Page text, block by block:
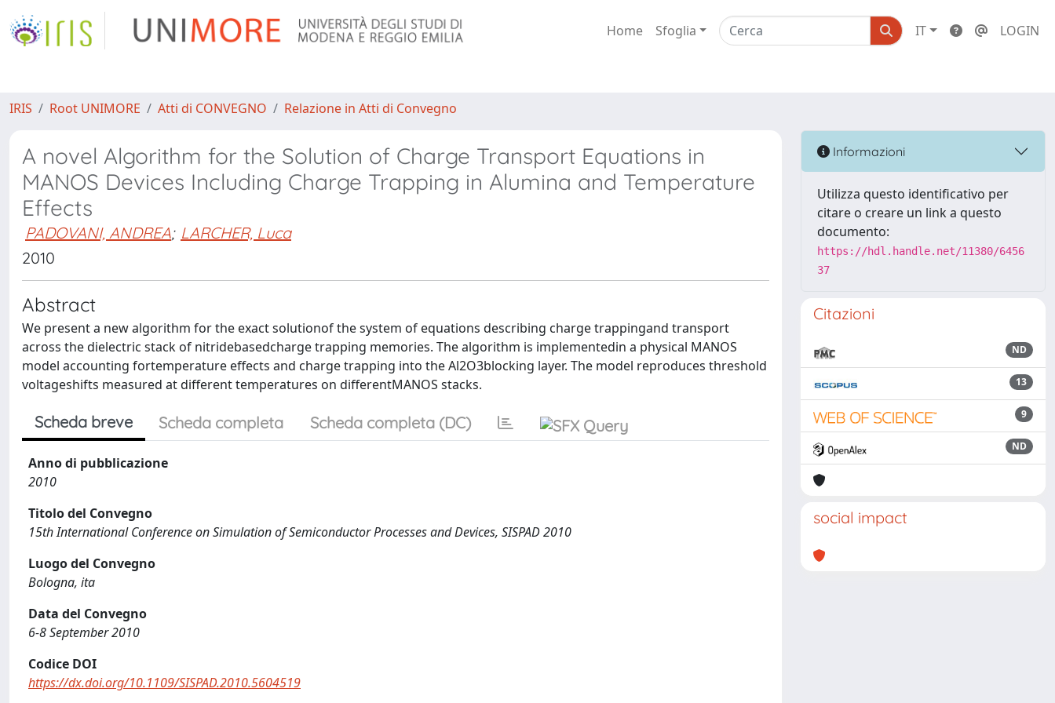
Home Sfoglia IT LOGIN
IRIS Root UNIMORE Atti di CONVEGNO Relazione in Atti di Convegno
A novel Algorithm for the Solution of Charge Transport Equations in
MANOS Devices Including Charge Trapping in Alumina and Temperature
Effects
PADOVANI, ANDREA; LARCHER, Luca
2010
Abstract
We present a new algorithm for the exact solutionof the system of equations describing charge trappingand transport
across the dielectric stack of nitridebasedcharge trapping memories. The algorithm is implementedin a physical MANOS
model accounting fortemperature effects and charge trapping into the Al2O3blocking layer. The model reproduces threshold
voltageshifts measured at different temperatures on differentMANOS stacks.
Scheda breve Scheda completa Scheda completa (DC)
Anno di pubblicazione
2010
Titolo del Convegno
15th International Conference on Simulation of Semiconductor Processes and Devices, SISPAD 2010
Luogo del Convegno
Bologna, ita
Data del Convegno
6-8 September 2010
Codice DOI
https://dx.doi.org/10.1109/SISPAD.2010.5604519
Informazioni
Utilizza questo identificativo per
citare o creare un link a questo
documento:
https://hdl.handle.net/11380/6456
37
Citazioni
ND
13
9
ND
social impact